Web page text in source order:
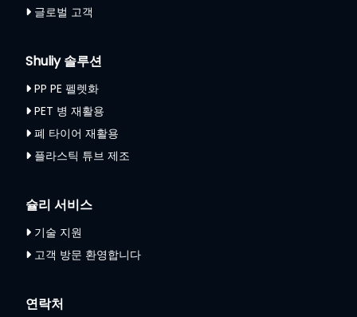
글로벌 고객
Shuliy 솔루션
PP PE 펠렛화
PET 병 재활용
폐 타이어 재활용
플라스틱 튜브 제조
슐리 서비스
기술 지원
고객 방문 환영합니다
연락처